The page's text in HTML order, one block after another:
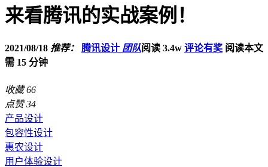
来看腾讯的实战案例！
2021/08/18 推荐： 腾讯设计 团队阅读 3.4w 评论有奖 阅读本文
需 15 分钟
收藏 66
点赞 34
产品设计
包容性设计
惠农设计
用户体验设计